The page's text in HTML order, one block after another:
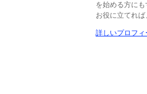
を始める方にも
お役に立てれば
詳しいプロフィ